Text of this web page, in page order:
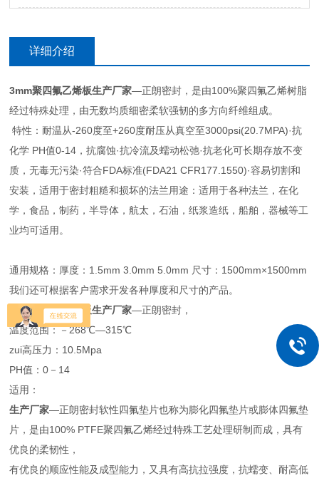
详细介绍
3mm聚四氟乙烯板生产厂家—正朗密封，是由100%聚四氟乙烯树脂
经过特殊处理，由无数均质细密柔软强韧的多方向纤维组成。
特性：耐温从-260度至+260度耐压从真空至3000psi(20.7MPA)·抗
化学 PH值0-14，抗腐蚀·抗冷流及蠕动松弛·抗老化可长期存放不变
质，无毒无污染·符合FDA标准(FDA21 CFR177.1550)·容易切割和
安装，适用于密封粗糙和损坏的法兰用途：适用于各种法兰，在化
学，食品，制药，半导体，航太，石油，纸浆造纸，船舶，器械等工
业均可适用。
通用规格：厚度：1.5mm 3.0mm 5.0mm 尺寸：1500mm×1500mm
我们还可根据客户需求开发各种厚度和尺寸的产品。
3mm聚四氟乙烯板生产厂家—正朗密封，
温度范围：－268℃—315℃
zui高压力：10.5Mpa
PH值：0－14
适用：
生产厂家—正朗密封软性四氟垫片也称为膨化四氟垫片或膨体四氟垫
片，是由100% PTFE聚四氟乙烯经过特殊工艺处理研制而成，具有
优良的柔韧性，
有优良的顺应性能及成型能力，又具有高抗拉强度，抗蠕变、耐高低